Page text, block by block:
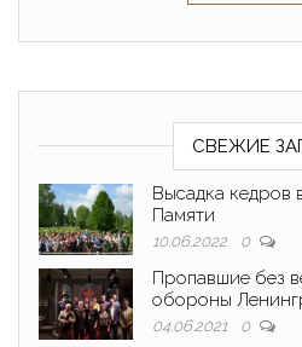
СВЕЖИЕ
Высадка кедров
Памяти
10.06.2022 0
Пропавшие без
обороны
04.06.2021 0